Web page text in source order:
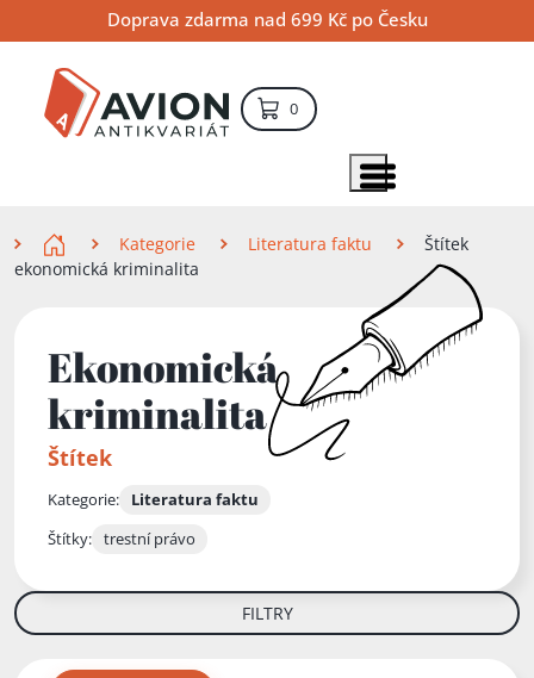
na
obsah
na
navigaci
na
vyhledávání
Doprava zdarma nad 699 Kč po Česku
0položek – košík
Zobrazit položky menu
Kategorie Literatura faktu
Štítek
ekonomická kriminalita
Ekonomická
kriminalita
Štítek
Kategorie:
Literatura faktu
Štítky: trestní právo
FILTRY